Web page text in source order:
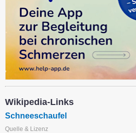
Wikipedia-Links
Schneeschaufel
Quelle & Lizenz